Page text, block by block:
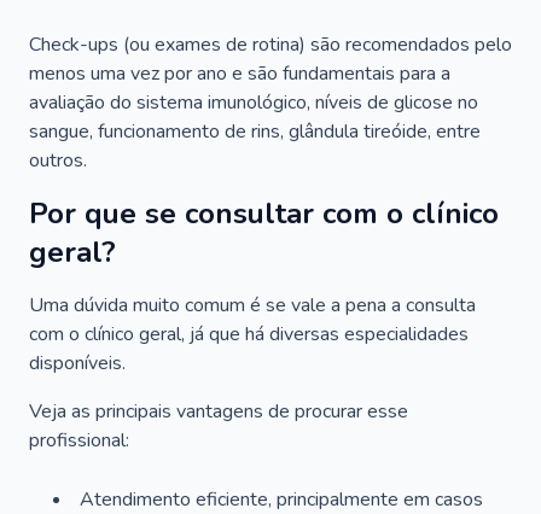
Check-ups (ou exames de rotina) são recomendados pelo
menos uma vez por ano e são fundamentais para a
avaliação do sistema imunológico, níveis de glicose no
sangue, funcionamento de rins, glândula tireóide, entre
outros.
Por que se consultar com o clínico
geral?
Uma dúvida muito comum é se vale a pena a consulta
com o clínico geral, já que há diversas especialidades
disponíveis.
Veja as principais vantagens de procurar esse
profissional:
Atendimento eficiente, principalmente em casos